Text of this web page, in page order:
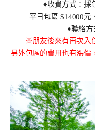
♦收費方式：採
平日包區 $14000元
♦聯絡
※朋友後來有再次入
另外包區的費用也有漲價